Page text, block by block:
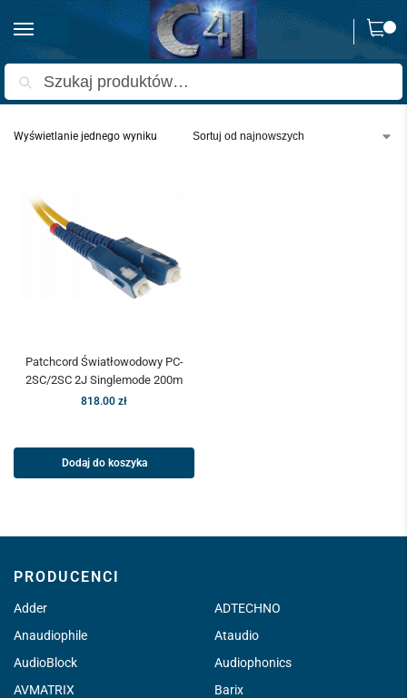
0
Strona główna Produkty oznaczone “patchcord 2sc/pc-2sc/pc”
Wyświetlanie jednego wyniku
Patchcord Światłowodowy PC-
2SC/2SC 2J Singlemode 200m
818.00 zł
Dodaj do koszyka
PRODUCENCI
Adder
ADTECHNO
Anaudiophile
Ataudio
AudioBlock
Audiophonics
AVMATRIX
Barix